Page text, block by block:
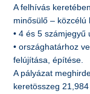
A felhívás
minősülő – közcélú
• 4 és 5
• országhatárhoz
felújítása, építése.
A pályázat
keretösszeg